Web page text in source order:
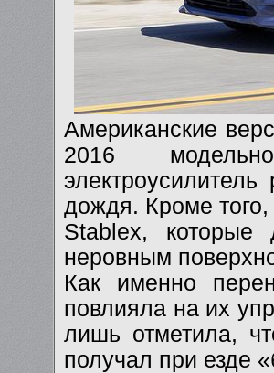
Американские
2016
дождя. Кроме того,
Stablex,
неровным
Как именно
повлияла на их
лишь отметила,
получал при езде